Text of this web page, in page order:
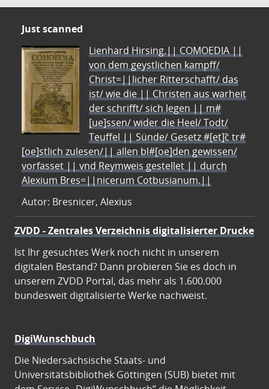
Just scanned
Lienhard Hirsing.|| COMOEDIA ||
von dem geystlichen kampff/
Christ=||licher Ritterschafft/ das
ist/ wie die || Christen aus warheit
der schrifft/ sich legen || m#
[ue]ssen/ wider die Heel/ Todt/
Teuffel || Sünde/ Gesetz #[et]c̃ tr#
[oe]stlich zulesen/|| allen bl#[oe]den gewissen/
vorfasset || vnd Reymweis gestellet || durch
Alexium Bres=||nicerum Cotbusianum.||
Autor: Bresnicer, Alexius
ZVDD - Zentrales Verzeichnis digitalisierter Drucke
Ist Ihr gesuchtes Werk noch nicht in unserem
digitalen Bestand? Dann probieren Sie es doch in
unserem ZVDD Portal, das mehr als 1.600.000
bundesweit digitalisierte Werke nachweist.
DigiWunschbuch
Die Niedersächsische Staats- und
Universitätsbibliothek Göttingen (SUB) bietet mit